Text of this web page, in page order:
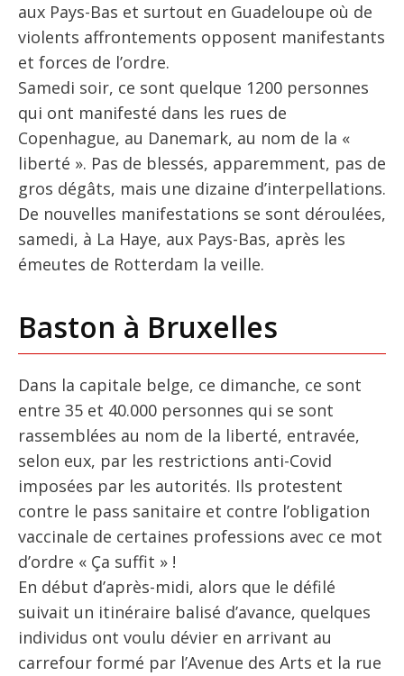
aux Pays-Bas et surtout en Guadeloupe où de
violents affrontements opposent manifestants
et forces de l’ordre.
Samedi soir, ce sont quelque 1200 personnes
qui ont manifesté dans les rues de
Copenhague, au Danemark, au nom de la «
liberté ». Pas de blessés, apparemment, pas de
gros dégâts, mais une dizaine d’interpellations.
De nouvelles manifestations se sont déroulées,
samedi, à La Haye, aux Pays-Bas, après les
émeutes de Rotterdam la veille.
Baston à Bruxelles
Dans la capitale belge, ce dimanche, ce sont
entre 35 et 40.000 personnes qui se sont
rassemblées au nom de la liberté, entravée,
selon eux, par les restrictions anti-Covid
imposées par les autorités. Ils protestent
contre le pass sanitaire et contre l’obligation
vaccinale de certaines professions avec ce mot
d’ordre « Ça suffit » !
En début d’après-midi, alors que le défilé
suivait un itinéraire balisé d’avance, quelques
individus ont voulu dévier en arrivant au
carrefour formé par l’Avenue des Arts et la rue